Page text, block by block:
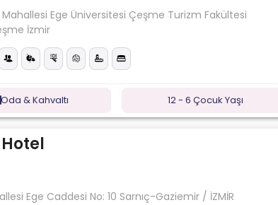
Ege Üniversitesi Çeşme Turizm Fakültesi
İzmir
Oda & Kahvaltı 12 - 6 Çocuk Yaşı
Ege Caddesi No: 10 Sarnıç-Gaziemir / İZMİR